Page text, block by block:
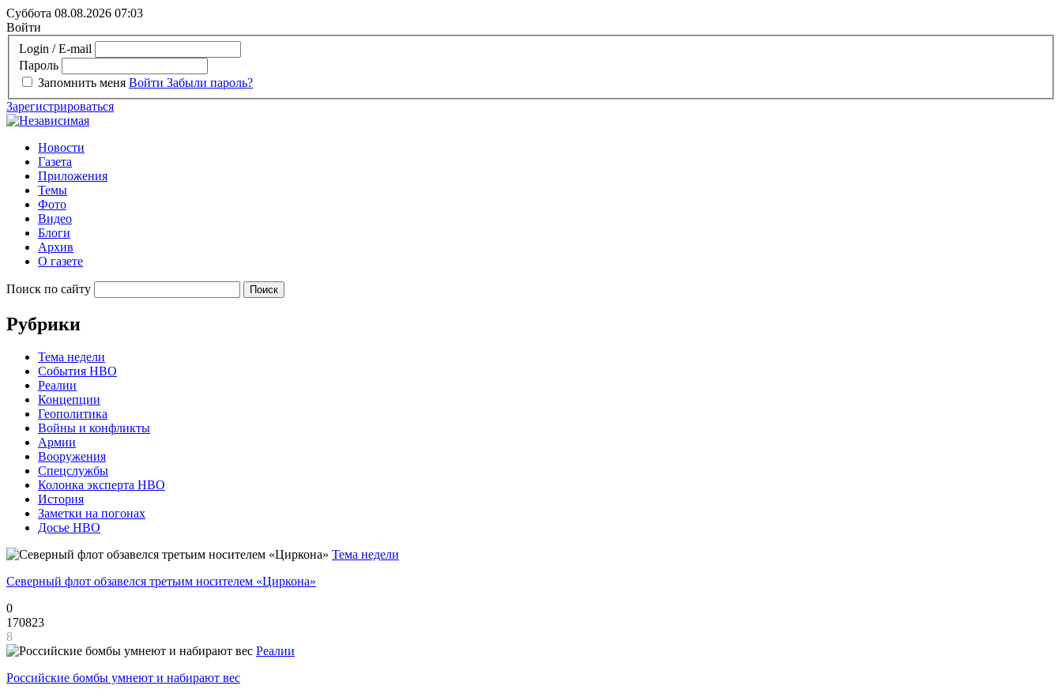
Суббота 08.08.2026 07:03
Войти
Login / E-mail
Пароль
Запомнить меня Войти Забыли пароль?
Зарегистрироваться
Новости
Газета
Приложения
Темы
Фото
Видео
Блоги
Архив
О газете
Поиск по сайту
Рубрики
Тема недели
События НВО
Реалии
Концепции
Геополитика
Войны и конфликты
Армии
Вооружения
Спецслужбы
Колонка эксперта НВО
История
Заметки на погонах
Досье НВО
Тема недели
Северный флот обзавелся третьим носителем «Циркона»
0
170823
8
Реалии
Российские бомбы умнеют и набирают вес